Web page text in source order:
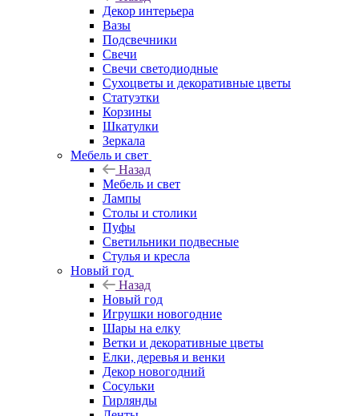
Декор интерьера
Вазы
Подсвечники
Свечи
Свечи светодиодные
Сухоцветы и декоративные цветы
Статуэтки
Корзины
Шкатулки
Зеркала
Мебель и свет
Назад
Мебель и свет
Лампы
Столы и столики
Пуфы
Светильники подвесные
Стулья и кресла
Новый год
Назад
Новый год
Игрушки новогодние
Шары на елку
Ветки и декоративные цветы
Елки, деревья и венки
Декор новогодний
Сосульки
Гирлянды